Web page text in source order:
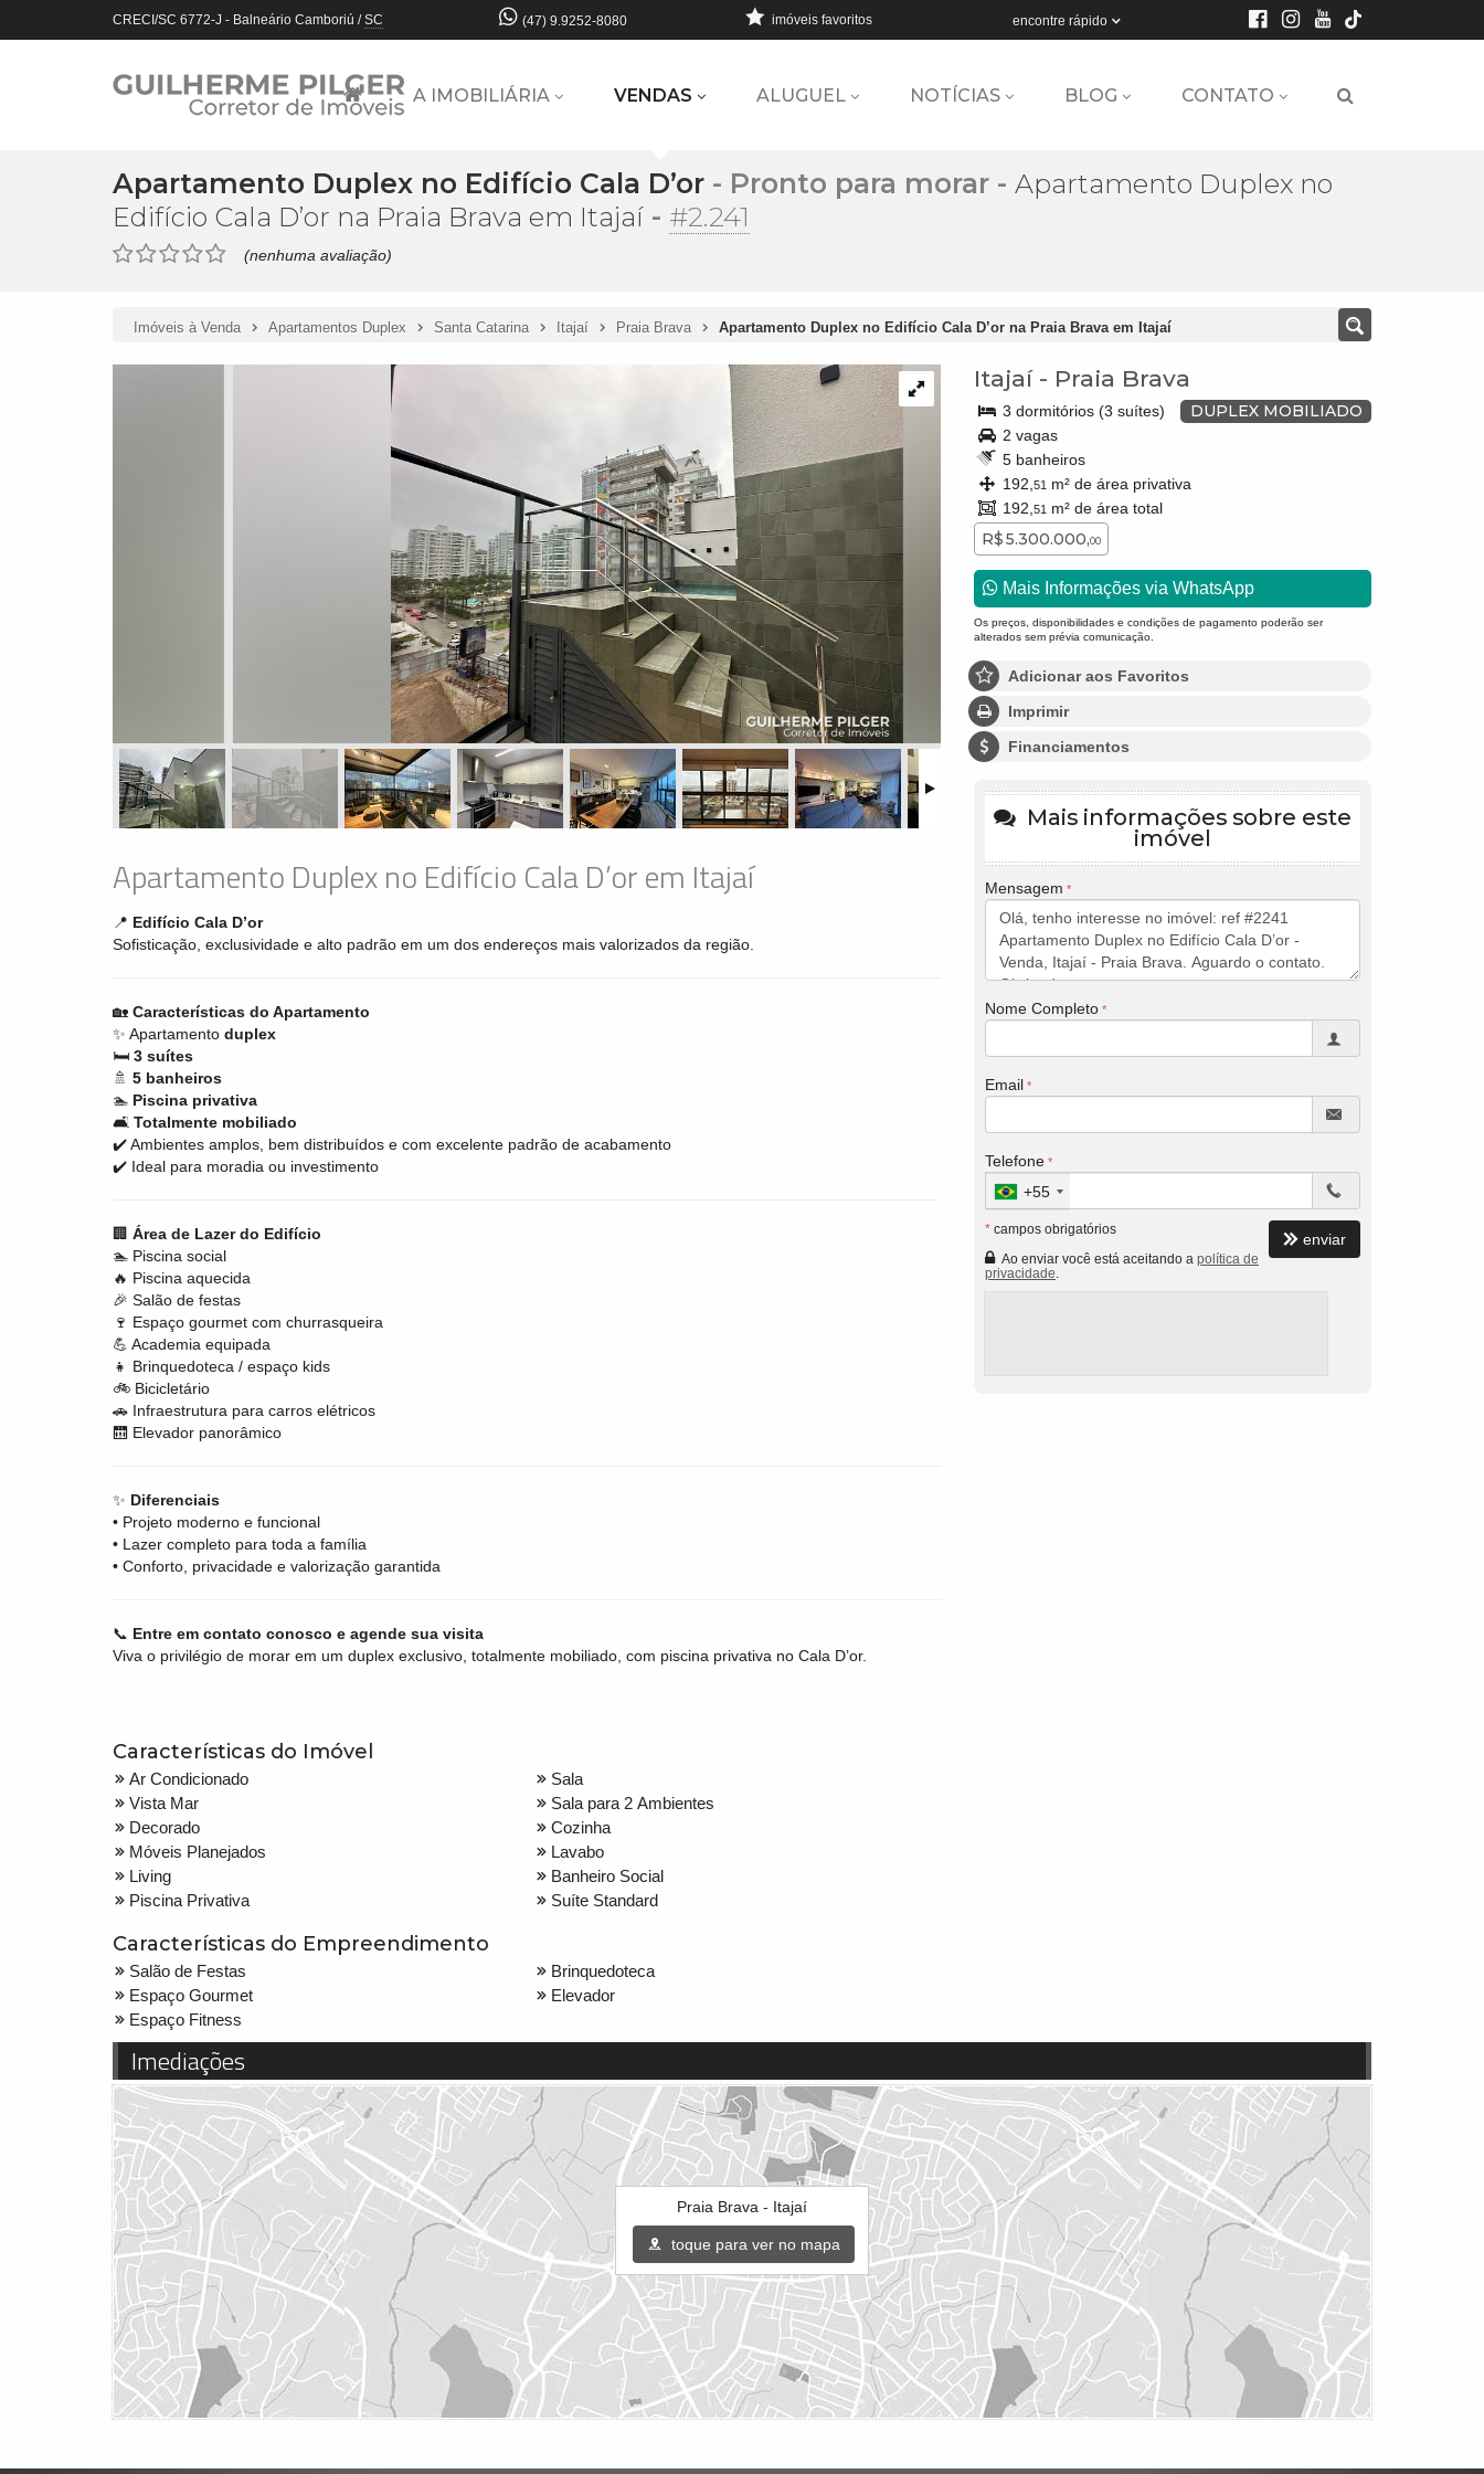
CRECI/SC 6772-J - Balneário Camboriú /SC (47) 9.9252-8080 encontre rápido
imóveis favoritos
A IMOBILIÁRIA VENDAS ALUGUEL NOTÍCIAS BLOG CONTATO
Apartamento Duplex no Edifício Cala D’or - Pronto para morar - Apartamento Duplex no
Edifício Cala D’or na Praia Brava em Itajaí - #2.241
(nenhuma avaliação)
Imóveis à Venda Apartamentos Duplex Santa Catarina Itajaí Praia Brava Apartamento Duplex no Edifício Cala D’or na Praia Brava em Itajaí
Apartamento Duplex no Edifício Cala D’or em Itajaí
📍 Edifício Cala D’or
Sofisticação, exclusividade e alto padrão em um dos endereços mais valorizados da região.
🏡 Características do Apartamento
✨ Apartamento duplex
🛏️ 3 suítes
🚿 5 banheiros
🏊 Piscina privativa
🛋️ Totalmente mobiliado
✔️ Ambientes amplos, bem distribuídos e com excelente padrão de acabamento
✔️ Ideal para moradia ou investimento
🏢 Área de Lazer do Edifício
🏊 Piscina social
🔥 Piscina aquecida
🎉 Salão de festas
🍷 Espaço gourmet com churrasqueira
💪 Academia equipada
👧 Brinquedoteca / espaço kids
🚲 Bicicletário
🚗 Infraestrutura para carros elétricos
🛗 Elevador panorâmico
✨ Diferenciais
• Projeto moderno e funcional
• Lazer completo para toda a família
• Conforto, privacidade e valorização garantida
📞 Entre em contato conosco e agende sua visita
Viva o privilégio de morar em um duplex exclusivo, totalmente mobiliado, com piscina privativa no Cala D’or.
Características do Imóvel
Ar Condicionado
Vista Mar
Decorado
Móveis Planejados
Living
Piscina Privativa
Sala
Sala para 2 Ambientes
Cozinha
Lavabo
Banheiro Social
Suíte Standard
Características do Empreendimento
Salão de Festas
Espaço Gourmet
Espaço Fitness
Brinquedoteca
Elevador
Itajaí- Praia Brava
DUPLEX MOBILIADO
3 dormitórios (3 suítes)
2 vagas
5 banheiros
192, 51 m² de área privativa
192, 51 m² de área total
R$ 5.300.000,00
Mais Informações via WhatsApp
Os preços, disponibilidades e condições de pagamento poderão ser
alterados sem prévia comunicação.
Adicionar aos Favoritos
Imprimir
Financiamentos
Mais informações sobre este
imóvel
Mensagem
Nome Completo
Email
Telefone
+55
* campos obrigatórios
Ao enviar você está aceitando a política de
privacidade
enviar
Imediações
Praia Brava - Itajaí
toque para ver no mapa